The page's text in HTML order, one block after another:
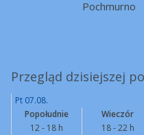
Pochmurno
Przegląd dzisiejszej
Pt 07.08.
Popołudnie
12 - 18 h
Wieczór
18 - 22 h